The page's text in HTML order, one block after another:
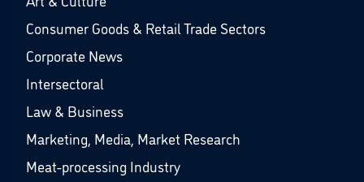
Consumer Goods & Retail Trade Sectors
Corporate News
Intersectoral
Law & Business
Marketing, Media, Market Research
Meat-processing Industry